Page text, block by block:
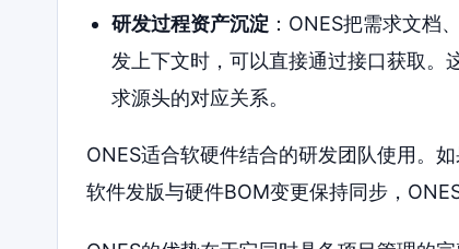
研发过程资产沉淀：ONES把需求文档
发上下文时，可以直接通过接口获取。
求源头的对应关系。
ONES适合软硬件结合的研发团队使用。
软件发版与硬件BOM变更保持同步，